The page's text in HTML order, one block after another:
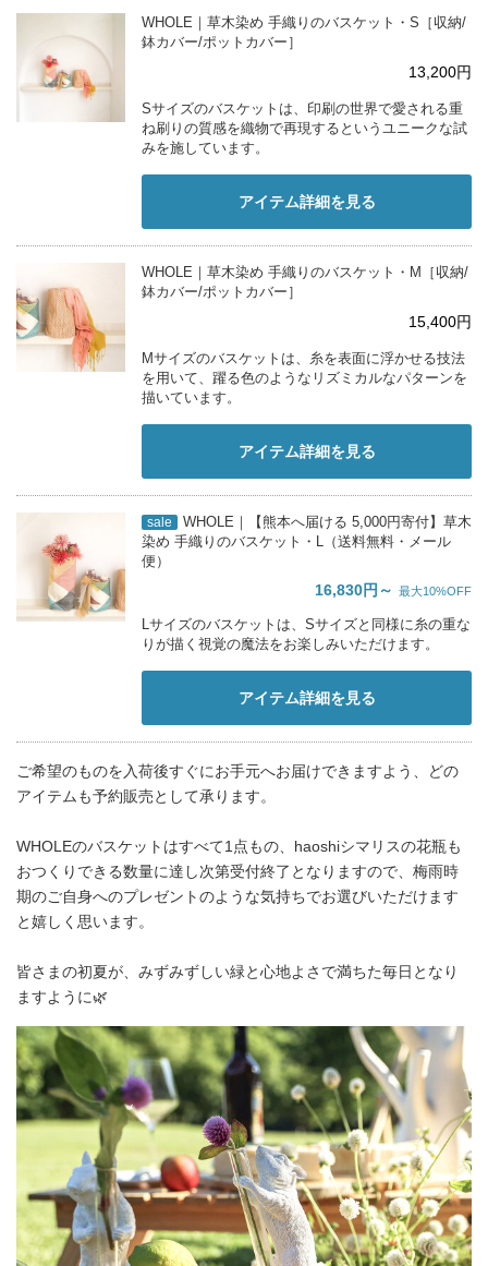
WHOLE｜草木染め 手織りのバスケット・S［収納/
鉢カバー/ポットカバー］
13,200円
Sサイズのバスケットは、印刷の世界で愛される重
ね刷りの質感を織物で再現するというユニークな試
みを施しています。
アイテム詳細を見る
WHOLE｜草木染め 手織りのバスケット・M［収納/
鉢カバー/ポットカバー］
15,400円
Mサイズのバスケットは、糸を表面に浮かせる技法
を用いて、躍る色のようなリズミカルなパターンを
描いています。
アイテム詳細を見る
sale
WHOLE｜【熊本へ届ける 5,000円寄付】草木
染め 手織りのバスケット・L（送料無料・メール
便）
16,830円～ 最大10%OFF
Lサイズのバスケットは、Sサイズと同様に糸の重な
りが描く視覚の魔法をお楽しみいただけます。
アイテム詳細を見る
ご希望のものを入荷後すぐにお手元へお届けできますよう、どの
アイテムも予約販売として承ります。
WHOLEのバスケットはすべて1点もの、haoshiシマリスの花瓶も
おつくりできる数量に達し次第受付終了となりますので、梅雨時
期のご自身へのプレゼントのような気持ちでお選びいただけます
と嬉しく思います。
皆さまの初夏が、みずみずしい緑と心地よさで満ちた毎日となり
ますように🌿